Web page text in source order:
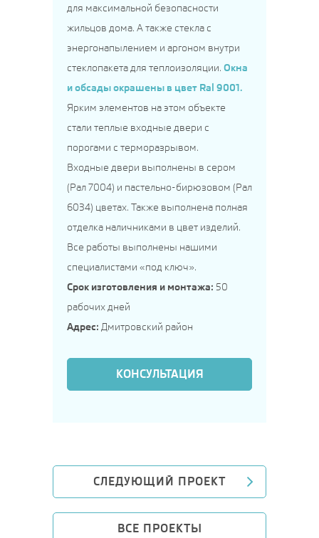
для максимальной безопасности
жильцов дома. А также стекла с
энергонапылением и аргоном внутри
стеклопакета для теплоизоляции. Окна
и обсады окрашены в цвет Ral 9001.
Ярким элементов на этом объекте
стали теплые входные двери с
порогами с терморазрывом.
Входные двери выполнены в сером
(Рал 7004) и пастельно-бирюзовом (Рал
6034) цветах. Также выполнена полная
отделка наличниками в цвет изделий.
Все работы выполнены нашими
специалистами «под ключ».
Срок изготовления и монтажа: 50
рабочих дней
Адрес: Дмитровский район
КОНСУЛЬТАЦИЯ
СЛЕДУЮЩИЙ ПРОЕКТ
ВСЕ ПРОЕКТЫ